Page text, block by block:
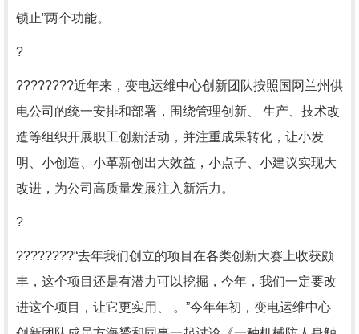
锁止”两个功能。
?
????????近年来，变电运维中心创新团队按照国网兰州供
电公司的统一安排和部署，围绕管理创新、 生产、技术改
造等组织开展职工创新活动，并注重成果转化，让小发
明、小创造、小革新创出大效益，小点子、小建议实现大
改进，为公司高质量发展注入新活力。
?
????????“去年我们创立的项目在各类创新大赛上收获颇
丰，这个项目还是有潜力可以挖掘，今年，我们一定要改
进这个项目，让它更实用、 。”今年年初，变电运维中心